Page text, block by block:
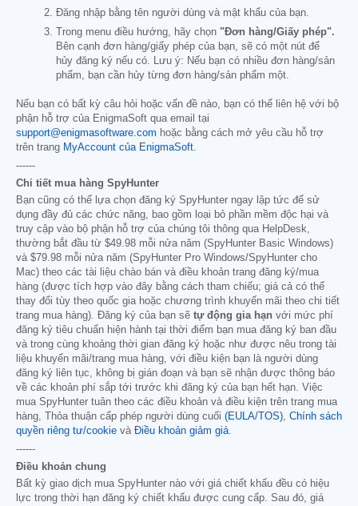
Đăng nhập bằng tên người dùng và mật khẩu của bạn.
Trong menu điều hướng, hãy chọn "Đơn hàng/Giấy phép".
Bên cạnh đơn hàng/giấy phép của bạn, sẽ có một nút để
hủy đăng ký nếu có. Lưu ý: Nếu bạn có nhiều đơn hàng/sản
phẩm, bạn cần hủy từng đơn hàng/sản phẩm một.
Nếu bạn có bất kỳ câu hỏi hoặc vấn đề nào, bạn có thể liên hệ với bộ
phận hỗ trợ của EnigmaSoft qua email tại
support@enigmasoftware.com hoặc bằng cách mở yêu cầu hỗ trợ
trên trang MyAccount của EnigmaSoft.
------
Chi tiết mua hàng SpyHunter
Bạn cũng có thể lựa chọn đăng ký SpyHunter ngay lập tức để sử
dụng đầy đủ các chức năng, bao gồm loại bỏ phần mềm độc hại và
truy cập vào bộ phận hỗ trợ của chúng tôi thông qua HelpDesk,
thường bắt đầu từ $49.98 mỗi nửa năm (SpyHunter Basic Windows)
và $79.98 mỗi nửa năm (SpyHunter Pro Windows/SpyHunter cho
Mac) theo các tài liệu chào bán và điều khoản trang đăng ký/mua
hàng (được tích hợp vào đây bằng cách tham chiếu; giá cả có thể
thay đổi tùy theo quốc gia hoặc chương trình khuyến mãi theo chi tiết
trang mua hàng). Đăng ký của bạn sẽ tự động gia hạn với mức phí
đăng ký tiêu chuẩn hiện hành tại thời điểm bạn mua đăng ký ban đầu
và trong cùng khoảng thời gian đăng ký hoặc như được nêu trong tài
liệu khuyến mãi/trang mua hàng, với điều kiện bạn là người dùng
đăng ký liên tục, không bị gián đoạn và bạn sẽ nhận được thông báo
về các khoản phí sắp tới trước khi đăng ký của bạn hết hạn. Việc
mua SpyHunter tuân theo các điều khoản và điều kiện trên trang mua
hàng, Thỏa thuận cấp phép người dùng cuối (EULA/TOS), Chính sách
quyền riêng tư/cookie và Điều khoản giảm giá.
------
Điều khoản chung
Bất kỳ giao dịch mua SpyHunter nào với giá chiết khấu đều có hiệu
lực trong thời hạn đăng ký chiết khấu được cung cấp. Sau đó, giá